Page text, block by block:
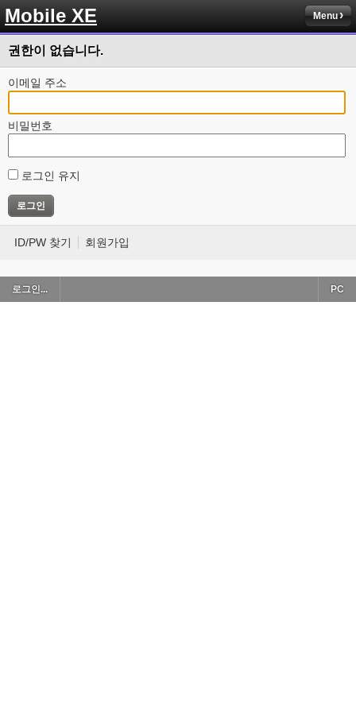
Mobile XE Menu
권한이 없습니다.
이메일 주소
비밀번호
로그인 유지
ID/PW 찾기 회원가입
로그인... PC